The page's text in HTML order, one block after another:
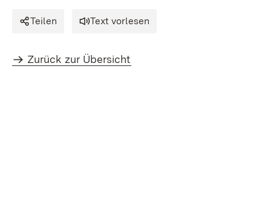
Teilen Text vorlesen
Zurück zur Übersicht